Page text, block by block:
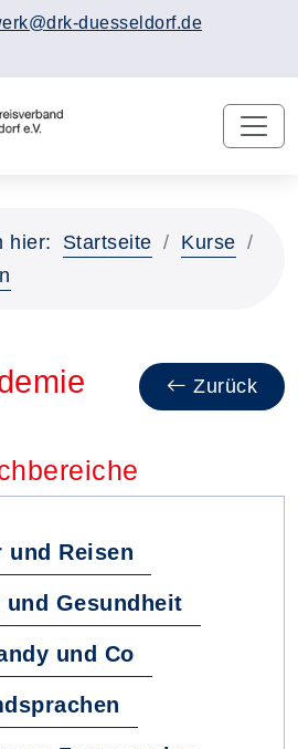
duesseldorf.de
hier: Startseite
Kurse
Zurück
und Reisen
und Gesundheit
und Co